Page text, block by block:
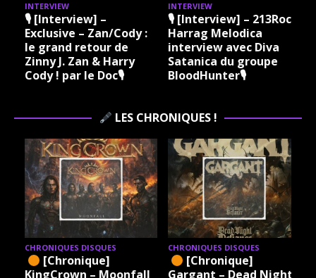
INTERVIEW
🎙 [Interview] –
Exclusive – Zan/Cody :
le grand retour de
Zinny J. Zan & Harry
Cody ! par le Doc🎙
INTERVIEW
🎙 [Interview] – 213Rock
Harrag Melodica
interview avec Diva
Satanica du groupe
BloodHunter🎙
LES CHRONIQUES !
CHRONIQUES DISQUES
[Chronique]
KingCrown – Moonfall
CHRONIQUES DISQUES
[Chronique]
Gargant – Dead Night